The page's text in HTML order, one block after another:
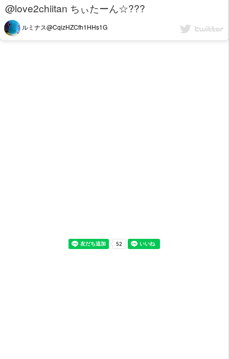
@love2chiitan ちぃたーん☆???
ルミナス@CqizHZCfh1HHs1G